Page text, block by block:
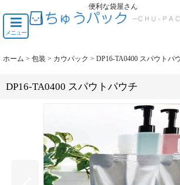
便利な袋屋さん
メニュー
ホーム > 包装 > カウパック > DP16-TA0400 スパウトパ
DP16-TA0400 スパウトパウチ